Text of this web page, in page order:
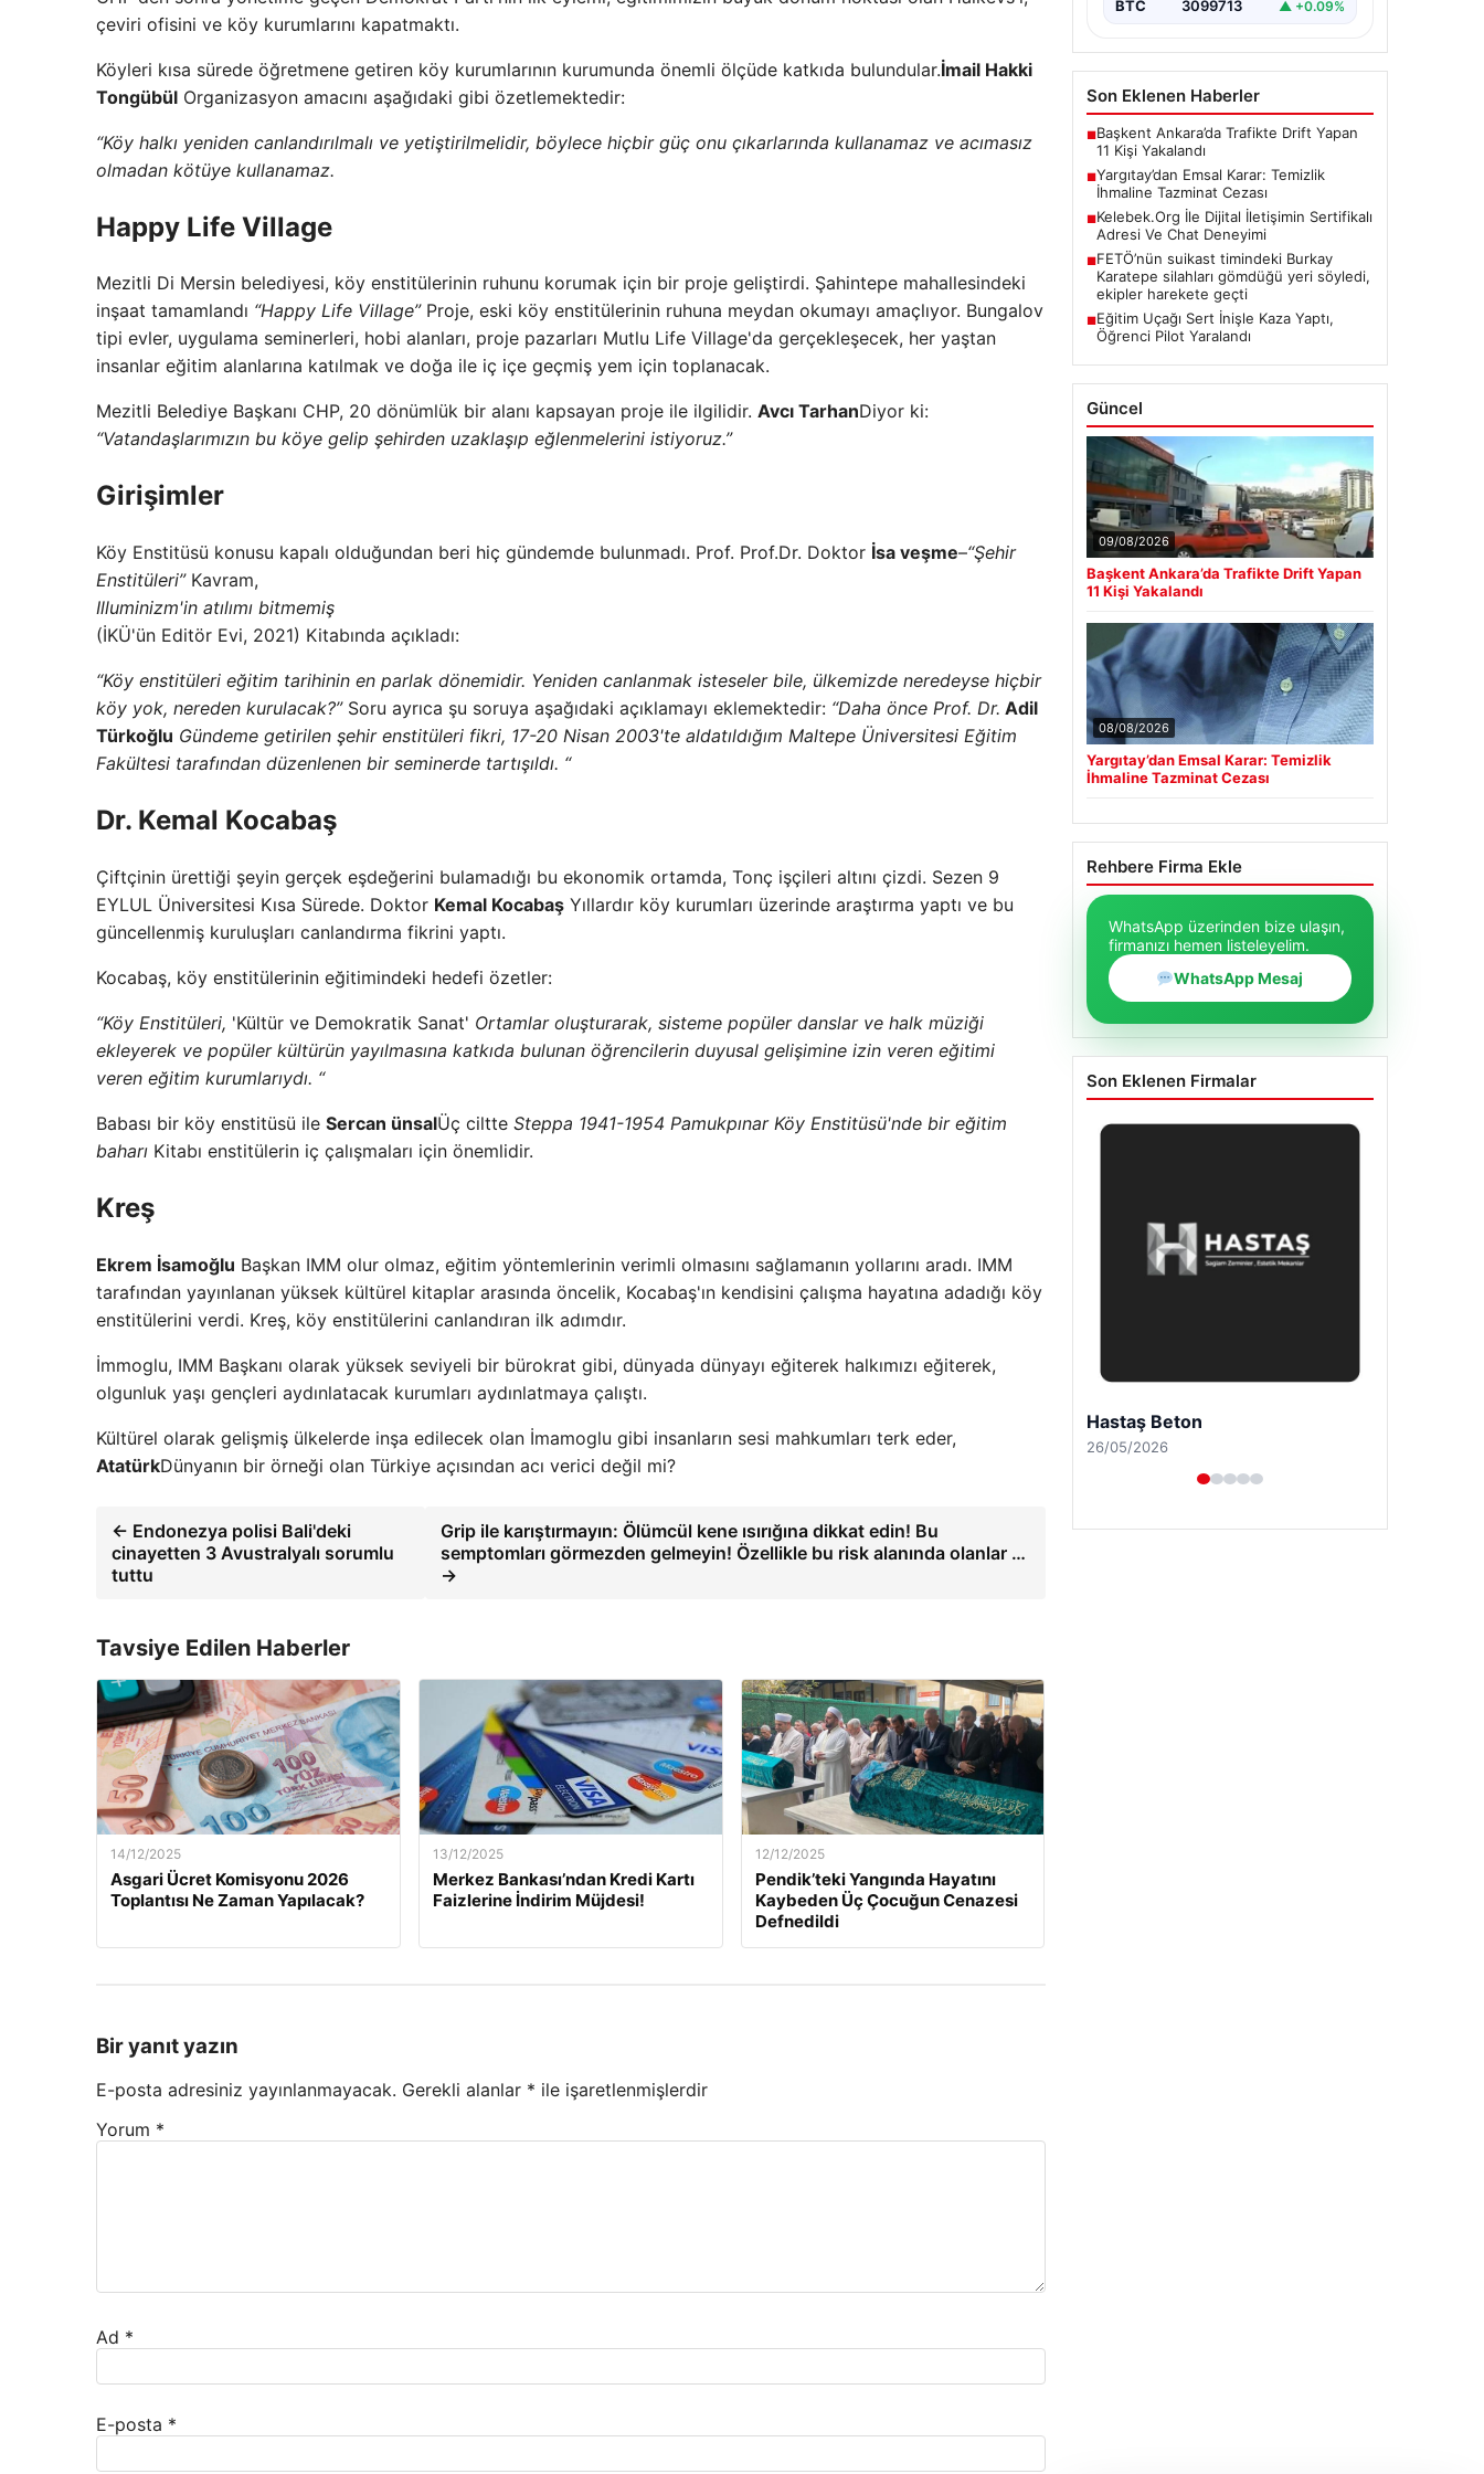
çeviri ofisini ve köy kurumlarını kapatmaktı.
Köyleri kısa sürede öğretmene getiren köy kurumlarının kurumunda önemli ölçüde katkıda bulundular.İmail Hakki
Tongübül Organizasyon amacını aşağıdaki gibi özetlemektedir:
“Köy halkı yeniden canlandırılmalı ve yetiştirilmelidir, böylece hiçbir güç onu çıkarlarında kullanamaz ve acımasız
olmadan kötüye kullanamaz.
Happy Life Village
Mezitli Di Mersin belediyesi, köy enstitülerinin ruhunu korumak için bir proje geliştirdi. Şahintepe mahallesindeki
inşaat tamamlandı “Happy Life Village”Proje, eski köy enstitülerinin ruhuna meydan okumayı amaçlıyor. Bungalov
tipi evler, uygulama seminerleri, hobi alanları, proje pazarları Mutlu Life Village'da gerçekleşecek, her yaştan
insanlar eğitim alanlarına katılmak ve doğa ile iç içe geçmiş yem için toplanacak.
Mezitli Belediye Başkanı CHP, 20 dönümlük bir alanı kapsayan proje ile ilgilidir. Avcı TarhanDiyor ki:
“Vatandaşlarımızın bu köye gelip şehirden uzaklaşıp eğlenmelerini istiyoruz.”
Girişimler
Köy Enstitüsü konusu kapalı olduğundan beri hiç gündemde bulunmadı. Prof. Prof.Dr. Doktor İsa veşme–“Şehir
Enstitüleri”Kavram,
Illuminizm'in atılımı bitmemiş
(İKÜ'ün Editör Evi, 2021) Kitabında açıkladı:
“Köy enstitüleri eğitim tarihinin en parlak dönemidir. Yeniden canlanmak isteseler bile, ülkemizde neredeyse hiçbir
köy yok, nereden kurulacak?”Soru ayrıca şu soruya aşağıdaki açıklamayı eklemektedir: “Daha önce Prof. Dr. Adil
Türkoğlu Gündeme getirilen şehir enstitüleri fikri, 17-20 Nisan 2003'te aldatıldığım Maltepe Üniversitesi Eğitim
Fakültesi tarafından düzenlenen bir seminerde tartışıldı. “
Dr. Kemal Kocabaş
Çiftçinin ürettiği şeyin gerçek eşdeğerini bulamadığı bu ekonomik ortamda, Tonç işçileri altını çizdi. Sezen 9
EYLUL Üniversitesi Kısa Sürede. Doktor Kemal Kocabaş Yıllardır köy kurumları üzerinde araştırma yaptı ve bu
güncellenmiş kuruluşları canlandırma fikrini yaptı.
Kocabaş, köy enstitülerinin eğitimindeki hedefi özetler:
“Köy Enstitüleri, 'Kültür ve Demokratik Sanat' Ortamlar oluşturarak, sisteme popüler danslar ve halk müziği
ekleyerek ve popüler kültürün yayılmasına katkıda bulunan öğrencilerin duyusal gelişimine izin veren eğitimi
veren eğitim kurumlarıydı. “
Babası bir köy enstitüsü ile Sercan ünsalÜç ciltte Steppa 1941-1954 Pamukpınar Köy Enstitüsü'nde bir eğitim
baharı Kitabı enstitülerin iç çalışmaları için önemlidir.
Kreş
Ekrem İsamoğlu Başkan IMM olur olmaz, eğitim yöntemlerinin verimli olmasını sağlamanın yollarını aradı. IMM
tarafından yayınlanan yüksek kültürel kitaplar arasında öncelik, Kocabaş'ın kendisini çalışma hayatına adadığı köy
enstitülerini verdi. Kreş, köy enstitülerini canlandıran ilk adımdır.
İmmoglu, IMM Başkanı olarak yüksek seviyeli bir bürokrat gibi, dünyada dünyayı eğiterek halkımızı eğiterek,
olgunluk yaşı gençleri aydınlatacak kurumları aydınlatmaya çalıştı.
Kültürel olarak gelişmiş ülkelerde inşa edilecek olan İmamoglu gibi insanların sesi mahkumları terk eder,
AtatürkDünyanın bir örneği olan Türkiye açısından acı verici değil mi?
← Endonezya polisi Bali'deki
cinayetten 3 Avustralyalı sorumlu
tuttu
Grip ile karıştırmayın: Ölümcül kene ısırığına dikkat edin! Bu
semptomları görmezden gelmeyin! Özellikle bu risk alanında olanlar …
→
Tavsiye Edilen Haberler
14/12/2025
Asgari Ücret Komisyonu 2026
Toplantısı Ne Zaman Yapılacak?
13/12/2025
Merkez Bankası’ndan Kredi Kartı
Faizlerine İndirim Müjdesi!
12/12/2025
Pendik’teki Yangında Hayatını
Kaybeden Üç Çocuğun Cenazesi
Defnedildi
Bir yanıt yazın
E-posta adresiniz yayınlanmayacak. Gerekli alanlar * ile işaretlenmişlerdir
Yorum *
Ad *
E-posta *
BTC 3099713 ▲ +0.09%
Son Eklenen Haberler
■Başkent Ankara’da Trafikte Drift Yapan
11 Kişi Yakalandı
■Yargıtay’dan Emsal Karar: Temizlik
İhmaline Tazminat Cezası
■Kelebek.Org İle Dijital İletişimin Sertifikalı
Adresi Ve Chat Deneyimi
■FETÖ’nün suikast timindeki Burkay
Karatepe silahları gömdüğü yeri söyledi,
ekipler harekete geçti
■Eğitim Uçağı Sert İnişle Kaza Yaptı,
Öğrenci Pilot Yaralandı
Güncel
09/08/2026
Başkent Ankara’da Trafikte Drift Yapan
11 Kişi Yakalandı
08/08/2026
Yargıtay’dan Emsal Karar: Temizlik
İhmaline Tazminat Cezası
Rehbere Firma Ekle
WhatsApp üzerinden bize ulaşın,
firmanızı hemen listeleyelim.
WhatsApp Mesaj
Son Eklenen Firmalar
Enes Kaplan Avukatlık Bürosu
28/04/2026